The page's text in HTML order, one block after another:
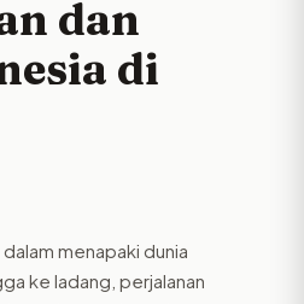
dan
di
menapaki dunia
ke ladang, perjalanan